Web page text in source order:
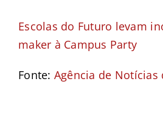
Escolas do Futuro levam
maker à Campus Party
Fonte: Agência de Notícias